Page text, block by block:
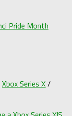
Pride Month
Xbox Series X/